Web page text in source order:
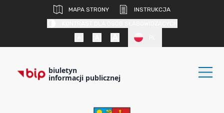
MAPA STRONY
INSTRUKCJA
biuletyn
informacji publicznej